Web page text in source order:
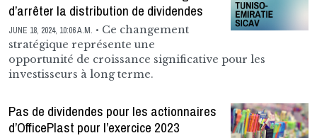
d’arrêter la distribution de dividendes
JUNE 18, 2024, 10:06 A.M.
Ce changement
stratégique représente une
opportunité de croissance significative pour les
investisseurs à long terme.
Pas de dividendes pour les actionnaires
d’OfficePlast pour l’exercice 2023